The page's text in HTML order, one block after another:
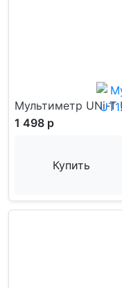
Мультиметр UNi-T
1 498 р
Купить